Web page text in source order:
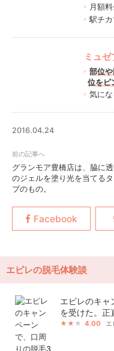
月額
駅チ
ミュ
部位
位をピ
気に
2016.04.24
グランモア豊橋店は、脇に透
のジェルを塗り光を当てるタ
プのもの。
エピレの脱毛体験談
エピレのキャ
を受けた。正
4.00 エ